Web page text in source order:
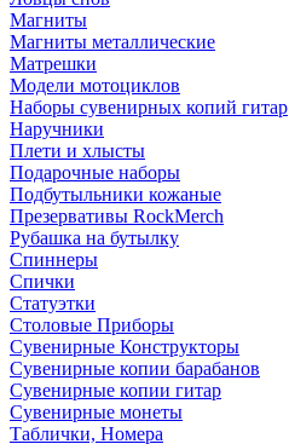
Магниты
Магниты металлические
Матрешки
Модели мотоциклов
Наборы сувенирных копий гитар
Наручники
Плети и хлысты
Подарочные наборы
Подбутыльники кожаные
Презервативы RockMerch
Рубашка на бутылку
Спиннеры
Спички
Статуэтки
Столовые Приборы
Сувенирные Конструкторы
Сувенирные копии барабанов
Сувенирные копии гитар
Сувенирные монеты
Таблички, Номера